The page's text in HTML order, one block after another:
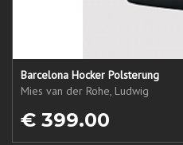
Barcelona Hocker Polsterung
Mies van der Rohe, Ludwig
€ 399.00